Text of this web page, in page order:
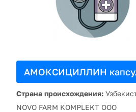
АМОКСИЦИЛЛИН
Страна происхождения:
NOVO FARM KOMPLEKT ООО